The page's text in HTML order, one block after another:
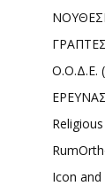
Religious
Icon